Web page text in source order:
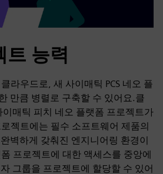
트 능력
라우드로, 새 사이매틱 PCS 네오 플
만큼 병렬로 구축할 수 있어요.클
매틱 피치 네오 플랫폼 프로젝트가
젝트에는 필수 소프트웨어 제품의
벽하게 갖춰진 엔지니어링 환경이
프로젝트에 대한 액세스를 중앙에
그룹을 프로젝트에 할당할 수 있어